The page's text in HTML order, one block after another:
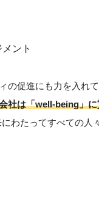
ント
の促進にも力を入れ
社は「well-being」
わたってすべての